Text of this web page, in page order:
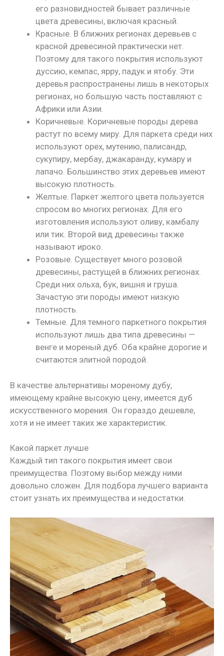
его разновидностей бывает различные
цвета древесины, включая красный.
Красные. В ближних регионах деревьев с
красной древесиной практически нет.
Поэтому для такого покрытия используют
дуссию, кемпас, ярру, падук и ятобу. Эти
деревья распространены лишь в некоторых
регионах, но большую часть поставляют с
Африки или Азии.
Коричневые. Коричневые породы дерева
растут по всему миру. Для паркета среди них
используют орех, мутению, палисандр,
сукупиру, мербау, джакаранду, кумару и
лапачо. Большинство этих деревьев имеют
высокую плотность.
Желтые. Паркет желтого цвета пользуется
спросом во многих регионах. Для его
изготовления используют оливу, камбалу
или тик. Второй вид древесины также
называют ироко.
Розовые. Существует много розовой
древесины, растущей в ближних регионах.
Среди них ольха, бук, вишня и груша.
Зачастую эти породы имеют низкую
плотность.
Темные. Для темного паркетного покрытия
используют лишь два типа древесины —
венге и мореный дуб. Оба крайне дорогие и
считаются элитной породой.
В качестве альтернативы мореному дубу,
имеющему крайне высокую цену, имеется дуб
искусственного морения. Он гораздо дешевле,
хотя и не имеет таких же характеристик.
Какой паркет лучше
Каждый тип такого покрытия имеет свои
преимущества. Поэтому выбор между ними
довольно сложен. Для подбора лучшего варианта
стоит узнать их преимущества и недостатки.